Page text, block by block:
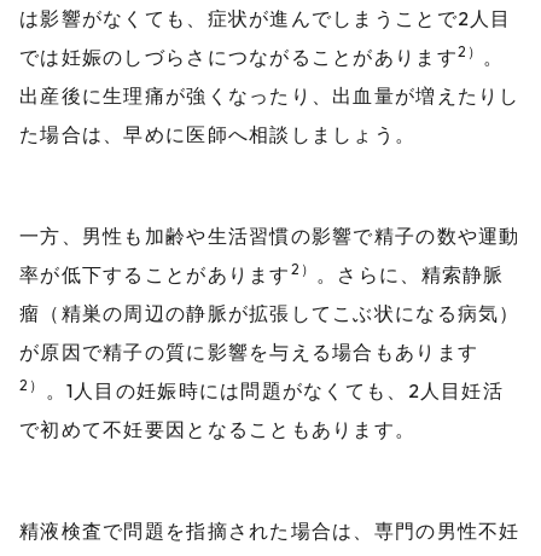
は影響がなくても、症状が進んでしまうことで2人目
では妊娠のしづらさにつながることがあります2） 。
出産後に生理痛が強くなったり、出血量が増えたりし
た場合は、早めに医師へ相談しましょう。
一方、男性も加齢や生活習慣の影響で精子の数や運動
率が低下することがあります 2） 。さらに、精索静脈
瘤（精巣の周辺の静脈が拡張してこぶ状になる病気）
が原因で精子の質に影響を与える場合もあります
2） 。1人目の妊娠時には問題がなくても、2人目妊活
で初めて不妊要因となることもあります。
精液検査で問題を指摘された場合は、専門の男性不妊